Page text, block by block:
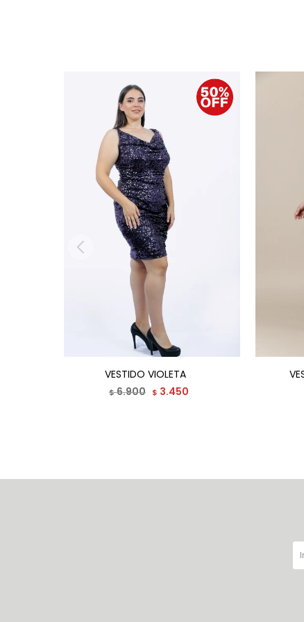
VESTIDO VIOLETA
$6.900 $ 3.450